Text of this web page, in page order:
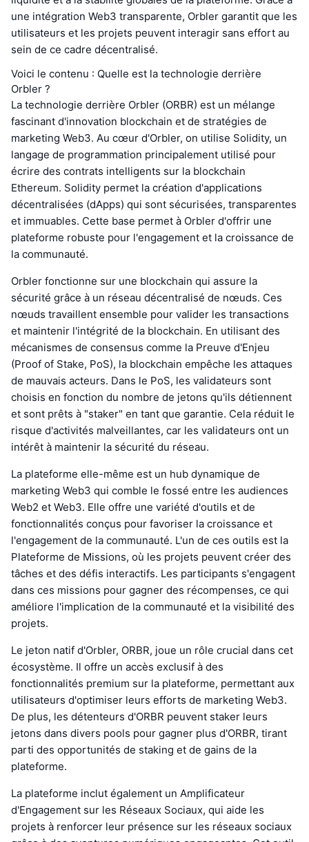
une intégration Web3 transparente, Orbler garantit que les
utilisateurs et les projets peuvent interagir sans effort au
sein de ce cadre décentralisé.
Voici le contenu : Quelle est la technologie derrière
Orbler ?
La technologie derrière Orbler (ORBR) est un mélange
fascinant d'innovation blockchain et de stratégies de
marketing Web3. Au cœur d'Orbler, on utilise Solidity, un
langage de programmation principalement utilisé pour
écrire des contrats intelligents sur la blockchain
Ethereum. Solidity permet la création d'applications
décentralisées (dApps) qui sont sécurisées, transparentes
et immuables. Cette base permet à Orbler d'offrir une
plateforme robuste pour l'engagement et la croissance de
la communauté.
Orbler fonctionne sur une blockchain qui assure la
sécurité grâce à un réseau décentralisé de nœuds. Ces
nœuds travaillent ensemble pour valider les transactions
et maintenir l'intégrité de la blockchain. En utilisant des
mécanismes de consensus comme la Preuve d'Enjeu
(Proof of Stake, PoS), la blockchain empêche les attaques
de mauvais acteurs. Dans le PoS, les validateurs sont
choisis en fonction du nombre de jetons qu'ils détiennent
et sont prêts à "staker" en tant que garantie. Cela réduit le
risque d'activités malveillantes, car les validateurs ont un
intérêt à maintenir la sécurité du réseau.
La plateforme elle-même est un hub dynamique de
marketing Web3 qui comble le fossé entre les audiences
Web2 et Web3. Elle offre une variété d'outils et de
fonctionnalités conçus pour favoriser la croissance et
l'engagement de la communauté. L'un de ces outils est la
Plateforme de Missions, où les projets peuvent créer des
tâches et des défis interactifs. Les participants s'engagent
dans ces missions pour gagner des récompenses, ce qui
améliore l'implication de la communauté et la visibilité des
projets.
Le jeton natif d'Orbler, ORBR, joue un rôle crucial dans cet
écosystème. Il offre un accès exclusif à des
fonctionnalités premium sur la plateforme, permettant aux
utilisateurs d'optimiser leurs efforts de marketing Web3.
De plus, les détenteurs d'ORBR peuvent staker leurs
jetons dans divers pools pour gagner plus d'ORBR, tirant
parti des opportunités de staking et de gains de la
plateforme.
La plateforme inclut également un Amplificateur
d'Engagement sur les Réseaux Sociaux, qui aide les
projets à renforcer leur présence sur les réseaux sociaux